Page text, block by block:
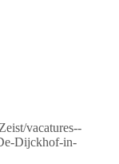
vacatures--
Dijckhof-in-